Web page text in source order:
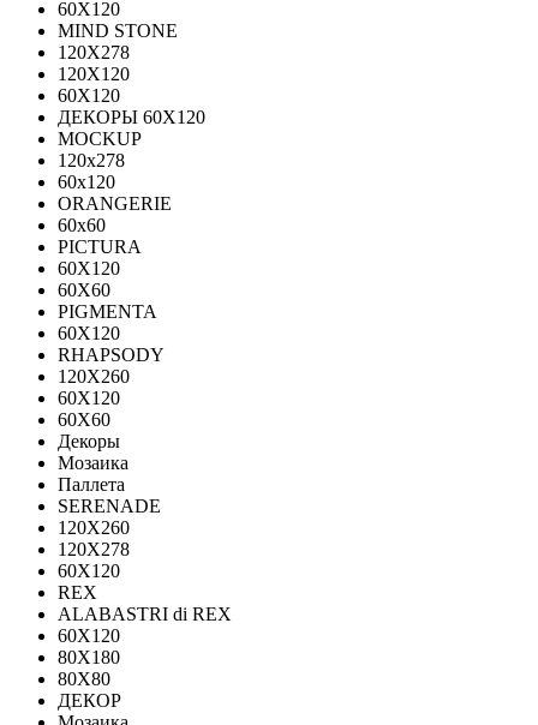
60Х120
MIND STONE
120X278
120Х120
60Х120
ДЕКОРЫ 60Х120
MOCKUP
120х278
60х120
ORANGERIE
60х60
PICTURA
60X120
60X60
PIGMENTA
60X120
RHAPSODY
120X260
60X120
60X60
Декоры
Мозаика
Паллета
SERENADE
120X260
120Х278
60X120
REX
ALABASTRI di REX
60X120
80X180
80X80
ДЕКОР